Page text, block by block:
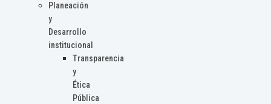
Planeación
y
Desarrollo
institucional
Transparencia
y
Ética
Pública